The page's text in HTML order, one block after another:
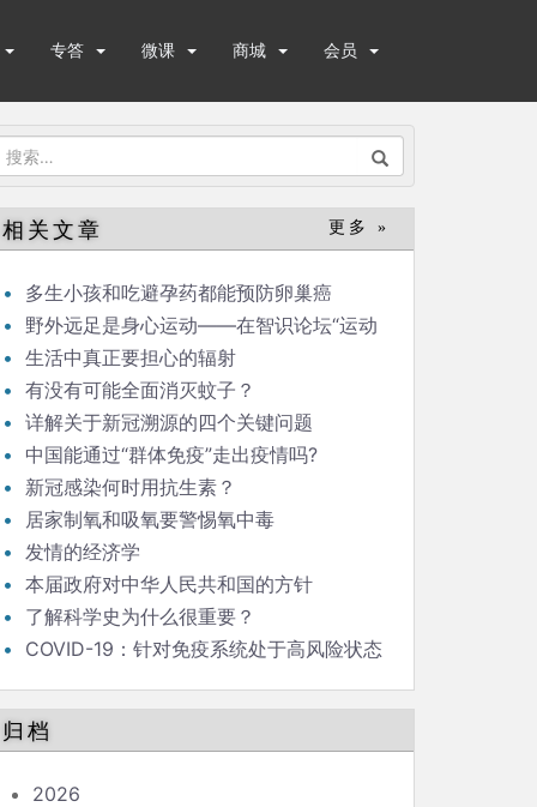
专答 微课 商城 会员
搜
：
相关文章 更多 »
多生小孩和吃避孕药都能预防卵巢癌
野外远足是身心运动——在智识论坛“运动
与健康”的发言
生活中真正要担心的辐射
有没有可能全面消灭蚊子？
详解关于新冠溯源的四个关键问题
中国能通过“群体免疫”走出疫情吗?
新冠感染何时用抗生素？
居家制氧和吸氧要警惕氧中毒
发情的经济学
本届政府对中华人民共和国的方针
了解科学史为什么很重要？
COVID-19：针对免疫系统处于高风险状态
归档
2026